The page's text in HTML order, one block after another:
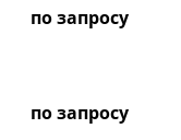
по запросу
по запросу